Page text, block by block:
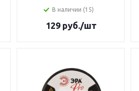
В наличии (15)
129руб./шт